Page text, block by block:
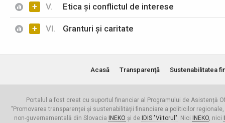
+ V. Etica și conflictul de interese
+ VI. Granturi și caritate
Acasă Transparenţă Sustenabilitatea
Portalul a fost creat cu suportul financiar al Programului de Asistență
"Promovarea transparenței și sustenabilității financiare a politicilor
non-guvernamentală din Slovacia
INEKO și de IDIS "Viitorul". Nici INEKO, nici